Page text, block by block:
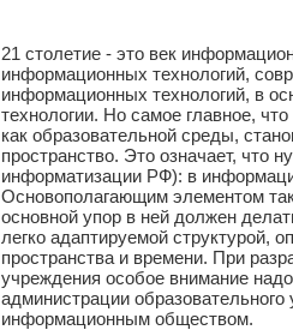
21 столетие - это век
информационных технологий,
информационных технологий, в
технологии. Но самое главное,
как образовательной среды,
пространство. Это означает, что
информатизации РФ): в
Основополагающим элементом
основной упор в ней должен
легко адаптируемой структурой,
пространства и времени. При
учреждения особое внимание
администрации
информационным обществом.